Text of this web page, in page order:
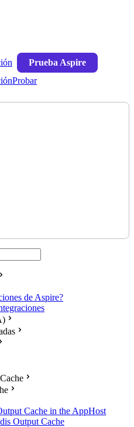
Prueba Aspire
Probar
de Aspire?
Cache in the AppHost
Output Cache